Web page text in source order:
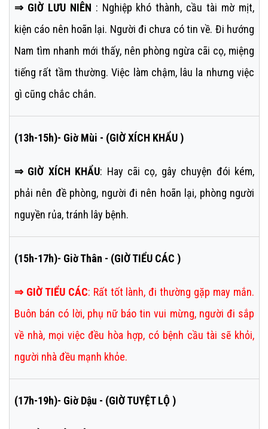
⇒ GIỜ LƯU NIÊN : Nghiệp khó thành, cầu tài mờ mịt,
kiện cáo nên hoãn lại. Người đi chưa có tin về. Đi hướng
Nam tìm nhanh mới thấy, nên phòng ngừa cãi cọ, miệng
tiếng rất tầm thường. Việc làm chậm, lâu la nhưng việc
gì cũng chắc chắn.
(13h-15h)- Giờ Mùi - (GIỜ XÍCH KHẨU )
⇒ GIỜ XÍCH KHẨU: Hay cãi cọ, gây chuyện đói kém,
phải nên đề phòng, người đi nên hoãn lại, phòng người
nguyền rủa, tránh lây bệnh.
(15h-17h)- Giờ Thân - (GIỜ TIỂU CÁC )
⇒ GIỜ TIỂU CÁC: Rất tốt lành, đi thường gặp may mắn.
Buôn bán có lời, phụ nữ báo tin vui mừng, người đi sắp
về nhà, mọi việc đều hòa hợp, có bệnh cầu tài sẽ khỏi,
người nhà đều mạnh khỏe.
(17h-19h)- Giờ Dậu - (GIỜ TUYỆT LỘ )